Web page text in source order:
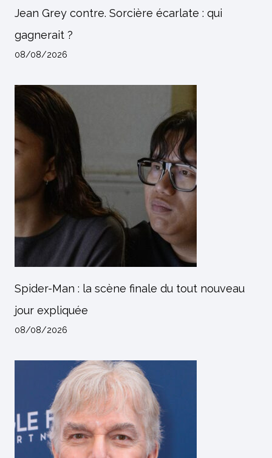
Jean Grey contre. Sorcière écarlate : qui
gagnerait ?
08/08/2026
Spider-Man : la scène finale du tout nouveau
jour expliquée
08/08/2026